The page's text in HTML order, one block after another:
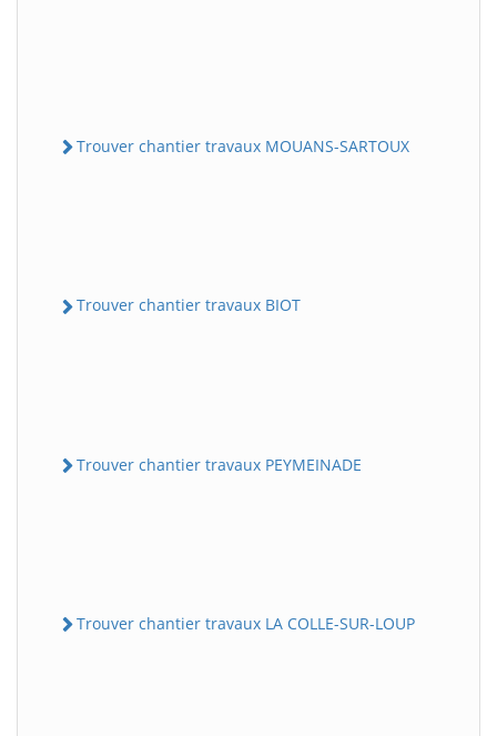
Trouver chantier travaux MOUANS-SARTOUX
Trouver chantier travaux BIOT
Trouver chantier travaux PEYMEINADE
Trouver chantier travaux LA COLLE-SUR-LOUP